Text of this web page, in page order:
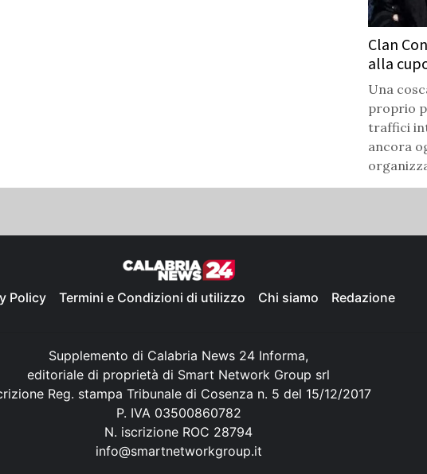
Clan
alla
Una
proprio
traffici
ancora
Policy Termini e Condizioni di utilizzo Chi siamo Redazione
Supplemento di Calabria News 24 Informa,
editoriale di proprietà di Smart Network Group srl
Reg. stampa Tribunale di Cosenza n. 5 del 15/12/2017
P. IVA 03500860782
N. iscrizione ROC 28794
info@smartnetworkgroup.it